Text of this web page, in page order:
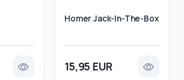
Homer Jack-In-The-Box
15,95 EUR